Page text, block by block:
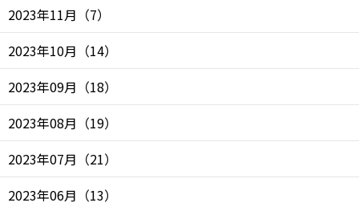
2023年11月 （7）
2023年10月 （14）
2023年09月 （18）
2023年08月 （19）
2023年07月 （21）
2023年06月 （13）